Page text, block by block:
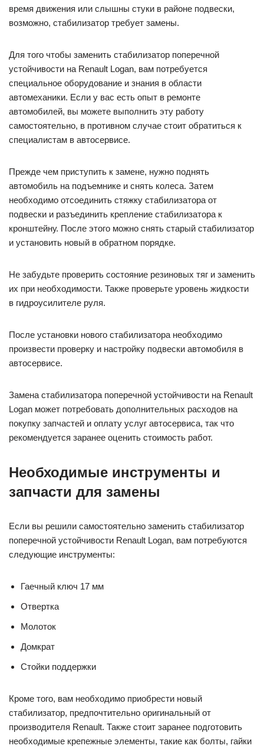
время движения или слышны стуки в районе подвески,
возможно, стабилизатор требует замены.
Для того чтобы заменить стабилизатор поперечной
устойчивости на Renault Logan, вам потребуется
специальное оборудование и знания в области
автомеханики. Если у вас есть опыт в ремонте
автомобилей, вы можете выполнить эту работу
самостоятельно, в противном случае стоит обратиться к
специалистам в автосервисе.
Прежде чем приступить к замене, нужно поднять
автомобиль на подъемнике и снять колеса. Затем
необходимо отсоединить стяжку стабилизатора от
подвески и разъединить крепление стабилизатора к
кронштейну. После этого можно снять старый стабилизатор
и установить новый в обратном порядке.
Не забудьте проверить состояние резиновых тяг и заменить
их при необходимости. Также проверьте уровень жидкости
в гидроусилителе руля.
После установки нового стабилизатора необходимо
произвести проверку и настройку подвески автомобиля в
автосервисе.
Замена стабилизатора поперечной устойчивости на Renault
Logan может потребовать дополнительных расходов на
покупку запчастей и оплату услуг автосервиса, так что
рекомендуется заранее оценить стоимость работ.
Необходимые инструменты и
запчасти для замены
Если вы решили самостоятельно заменить стабилизатор
поперечной устойчивости Renault Logan, вам потребуются
следующие инструменты:
Гаечный ключ 17 мм
Отвертка
Молоток
Домкрат
Стойки поддержки
Кроме того, вам необходимо приобрести новый
стабилизатор, предпочтительно оригинальный от
производителя Renault. Также стоит заранее подготовить
необходимые крепежные элементы, такие как болты, гайки